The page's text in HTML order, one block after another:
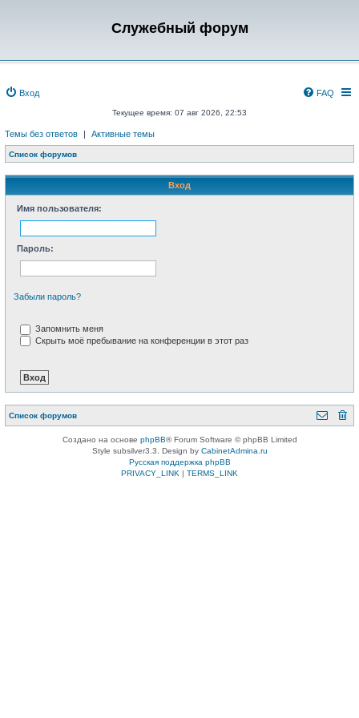
Служебный форум
Вход FAQ
Текущее время: 07 авг 2026, 22:53
Темы без ответов | Активные темы
Список форумов
Вход
Имя пользователя:
Пароль:
Забыли пароль?
Запомнить меня
Скрыть моё пребывание на конференции в этот раз
Список форумов
Создано на основе phpBB® Forum Software © phpBB Limited
Style subsilver3.3. Design by CabinetAdmina.ru
Русская поддержка phpBB
PRIVACY_LINK | TERMS_LINK